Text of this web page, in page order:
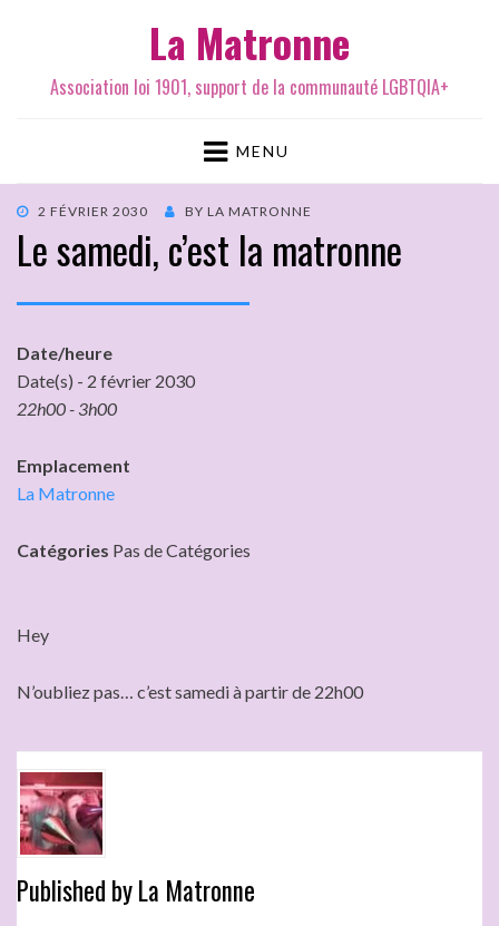
La Matronne
Association loi 1901, support de la communauté LGBTQIA+
MENU
2 FÉVRIER 2030 BY LA MATRONNE
Le samedi, c’est la matronne
Date/heure
Date(s) - 2 février 2030
22h00 - 3h00
Emplacement
La Matronne
Catégories Pas de Catégories
Hey
N’oubliez pas… c’est samedi à partir de 22h00
Published byLa Matronne